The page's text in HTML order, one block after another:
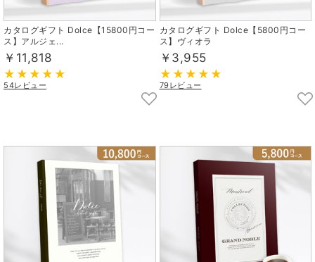
カタログギフト Dolce【15800円コー
ス】アルジェ...
￥11,818
54レビュー
カタログギフト Dolce【5800円コー
ス】ヴィオラ
￥3,955
79レビュー